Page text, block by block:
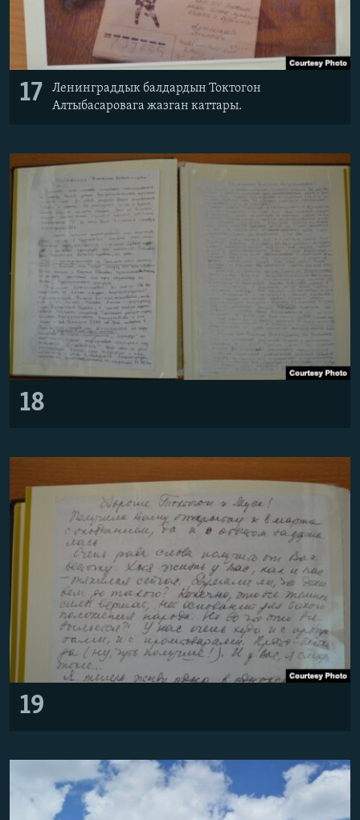
17
Ленинграддык балдардын Токтогон
Алтыбасаровага жазган каттары. ​
18
19